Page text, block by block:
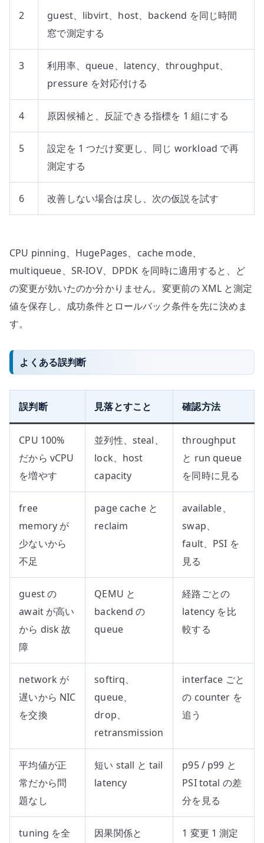
2
guest、libvirt、host、backend を同じ時間
窓で測定する
3
利用率、queue、latency、throughput、
pressure を対応付ける
4 原因候補と、反証できる指標を 1 組にする
5
設定を 1 つだけ変更し、同じ workload で再
測定する
6 改善しない場合は戻し、次の仮説を試す
CPU pinning、HugePages、cache mode、
multiqueue、SR-IOV、DPDK を同時に適用すると、ど
の変更が効いたのか分かりません。変更前の XML と測定
値を保存し、成功条件とロールバック条件を先に決めま
す。
よくある誤判断
誤判断 見落とすこと 確認方法
CPU 100%
だから vCPU
を増やす
並列性、steal、
lock、host
capacity
throughput
と run queue
を同時に見る
free
memory が
少ないから
不足
page cache と
reclaim
available、
swap、
fault、PSI を
見る
guest の
await が高い
から disk 故
障
QEMU と
backend の
queue
経路ごとの
latency を比
較する
network が
遅いから NIC
を交換
softirq、
queue、
drop、
retransmission
interface ごと
の counter を
追う
平均値が正
常だから問
題なし
短い stall と tail
latency
p95 / p99 と
PSI total の差
分を見る
tuning を全
因果関係と
1 変更 1 測定